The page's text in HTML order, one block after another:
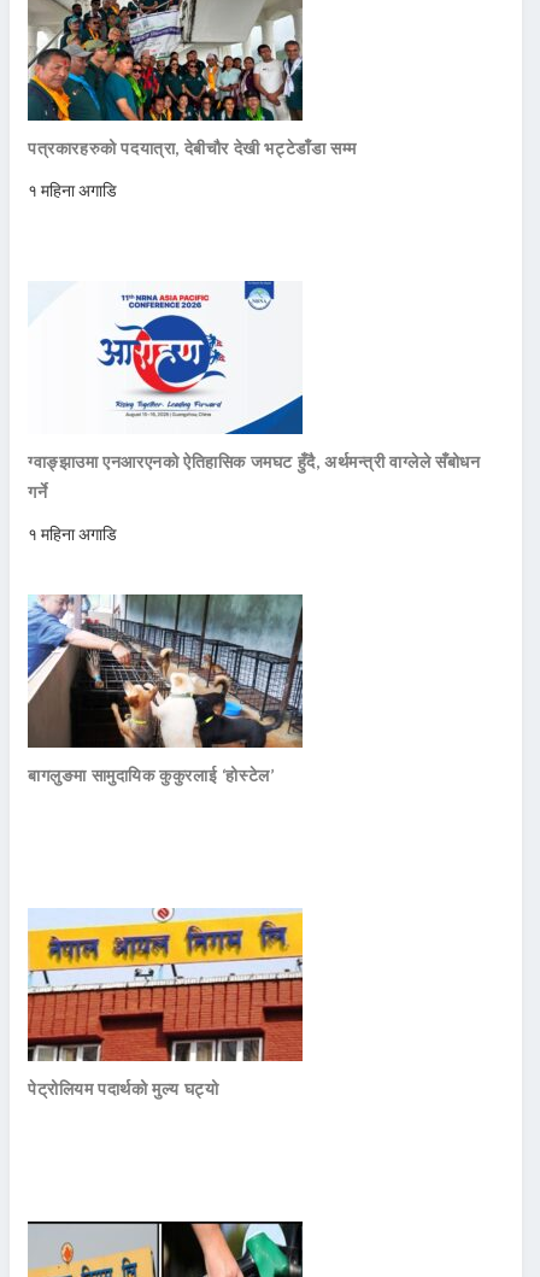
पत्रकारहरुको पदयात्रा, देबीचौर देखी भट्टेडाँडा सम्म
१ महिना अगाडि
ग्वाङ्झाउमा एनआरएनको ऐतिहासिक जमघट हुँदै, अर्थमन्त्री वाग्लेले सँबोधन
गर्ने
१ महिना अगाडि
बागलुङमा सामुदायिक कुकुरलाई ‘होस्टेल’
पेट्रोलियम पदार्थको मुल्य घट्यो